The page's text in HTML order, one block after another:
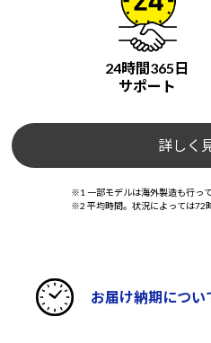
24時間365日
サポート
詳しく
※1 一部モデルは海外製造も行って
※2 平均時間。状況によっては72
お届け納期につい